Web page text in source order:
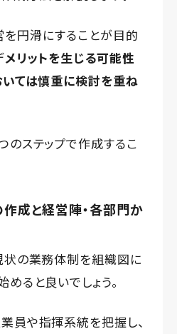
円滑にすることが目的
メリットを生じる可能性
いては慎重に検討を重ね
ステップで作成するこ
成と経営陣・各部門か
状の業務体制を組織図に
ると良いでしょう。
員や指揮系統を把握し、